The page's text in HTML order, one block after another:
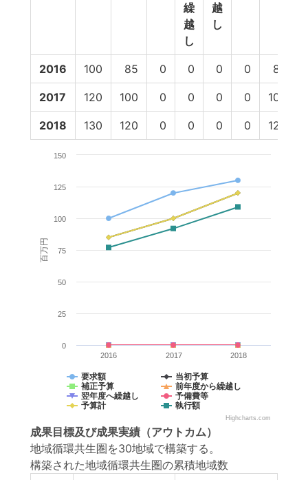
繰
越
し
越
し
2016 100 85 0 0 0 0 85
2017 120 100 0 0 0 0 100
2018 130 120 0 0 0 0 120
百万円
要求額
当初予算
補正予算
前年度から繰越し
翌年度へ繰越し
予備費等
予算計
執行額
2016 2017 2018
0
25
50
75
100
125
150
Highcharts.com
成果目標及び成果実績 （アウトカム）
地域循環共生圏を30地域で構築する。
構築された地域循環共生圏の累積地域数